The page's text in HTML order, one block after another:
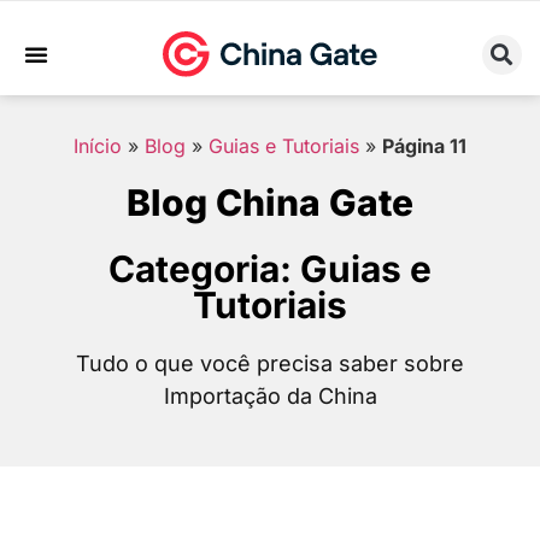
Início » Blog » Guias e Tutoriais » Página 11
Blog China Gate
Categoria: Guias e
Tutoriais
Tudo o que você precisa saber sobre
Importação da China